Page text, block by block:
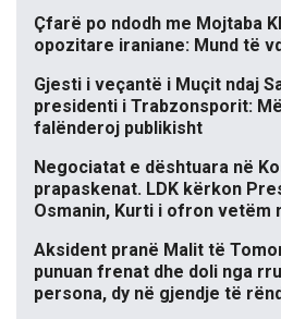
Çfarë po ndodh me Mojtaba
opozitare iraniane: Mund të
Gjesti i veçantë i Muçit ndaj
presidenti i Trabzonsporit:
falënderoj publikisht
Negociatat e dështuara në
prapaskenat. LDK kërkon
Osmanin, Kurti i ofron vetëm
Aksident pranë Malit të
punuan frenat dhe doli nga
persona, dy në gjendje të